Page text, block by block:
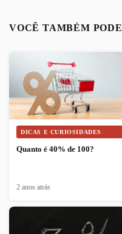
VOCÊ TAMBÉM
DICAS E CURIOSIDADES
Quanto é 40% de 100?
2 anos atrás